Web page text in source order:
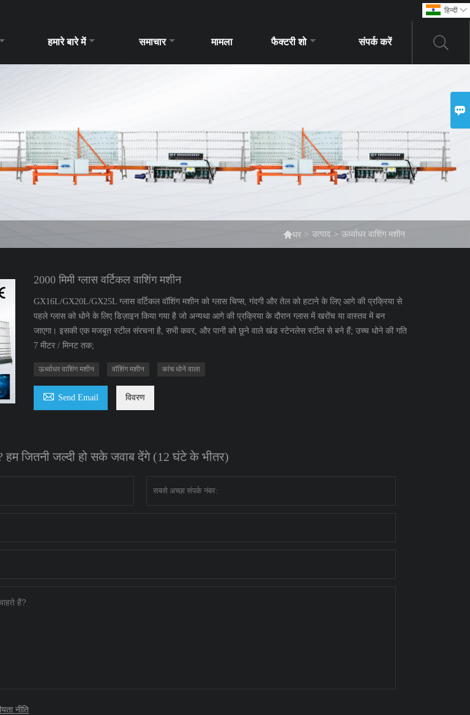
हिन्दी 
हमारे बारे में समाचार मामला फैक्टरी शो संपर्क करें
घर > उत्पाद > ऊर्ध्वाधर वाशिंग मशीन
2000 मिमी ग्लास वर्टिकल वाशिंग मशीन
GX16L/GX20L/GX25L ग्लास वर्टिकल वॉशिंग मशीन को ग्लास चिप्स, गंदगी और तेल को हटाने के लिए आगे की प्रक्रिया से
पहले ग्लास को धोने के लिए डिज़ाइन किया गया है जो अन्यथा आगे की प्रक्रिया के दौरान ग्लास में खरोंच या वास्तव में बन
जाएगा। इसकी एक मजबूत स्टील संरचना है, सभी कवर, और पानी को छूने वाले खंड स्टेनलेस स्टील से बने हैं; उच्च धोने की गति
7 मीटर / मिनट तक;
ऊर्ध्वाधर वाशिंग मशीन वॉशिंग मशीन कांच धोने वाला
 Send Email विवरण
हम जितनी जल्दी हो सके जवाब देंगे (12 घंटे के भीतर)
नीति
